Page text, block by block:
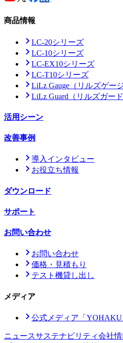
商品情報
LC-20シリーズ
LC-10シリーズ
LC-EX10シリーズ
LC-T10シリーズ
LiLz Gauge （リルズゲージ
LiLz Guard （リルズガード
活用シーン
改善事例
導入インタビュー
お役立ち情報
ダウンロード
サポート
お問い合わせ
お問い合わせ
価格・見積もり
テスト機貸し出し
メディア
公式メディア「YOHAKU
ニュースサステナビリティ会社情